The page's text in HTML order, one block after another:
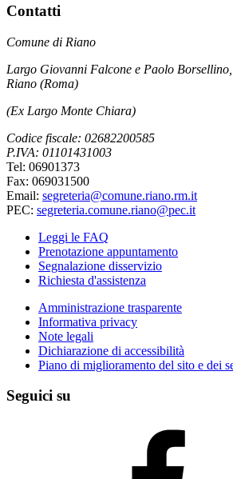
Contatti
Comune di Riano
Largo Giovanni Falcone e Paolo
Riano (Roma)
(Ex Largo Monte Chiara)
Codice fiscale: 02682200585
P.IVA: 01101431003
Tel: 06901373
Fax: 069031500
Email: segreteria@comune.riano.rm.it
PEC: segreteria.comune.riano@pec.it
Leggi le FAQ
Prenotazione appuntamento
Segnalazione disservizio
Richiesta d'assistenza
Amministrazione trasparente
Informativa privacy
Note legali
Dichiarazione di accessibilità
Piano di miglioramento del sito e dei
Seguici su